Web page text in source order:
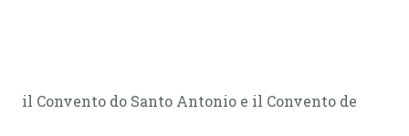
il Convento do Santo Antonio e il Convento de